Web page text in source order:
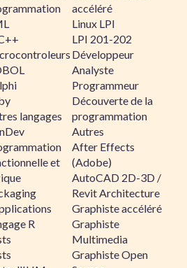
langages
et
R
accéléré
Linux LPI
LPI 201-202
Développeur
Analyste
Programmeur
Découverte de la
programmation
Autres
After Effects
(Adobe)
AutoCAD 2D-3D /
Revit Architecture
Graphiste accéléré
Graphiste
Multimedia
Graphiste Open